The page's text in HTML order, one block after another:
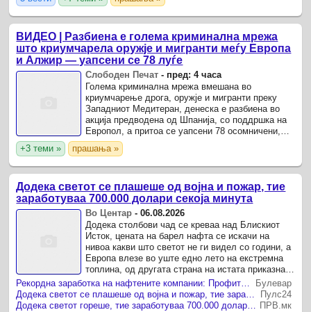
ВИДЕО | Разбиена е голема криминална мрежа
што криумчарела оружје и мигранти меѓу Европа
и Алжир — уапсени се 78 луѓе
Слободен Печат - пред: 4 часа
Голема криминална мрежа вмешана во
криумчарење дрога, оружје и мигранти преку
Западниот Медитеран, денеска е разбиена во
акција предводена од Шпанија, со поддршка на
Европол, а притоа се уапсени 78 осомничени,
соопшти Европол .
+3 теми » прашања »
Додека светот се плашеше од војна и пожар, тие
заработуваа 700.000 долари секоја минута
Во Центар -06.08.2026
Додека столбови чад се креваа над Блискиот
Исток, цената на барел нафта се искачи на
нивоа какви што светот не ги видел со години, а
Европа влезе во уште едно лето на екстремна
топлина, од другата страна на истата приказна,
се вртеа милијарди долари.
Рекордна заработка на нафтените компании: Профитот се искачи на 93 милијарди долари
Булевар
Додека светот се плашеше од војна и пожар, тие заработуваа 700.000 долари секоја минута
Пулс24
Додека светот гореше, тие заработуваа 700.000 долари секоја минута ПРВ.мк